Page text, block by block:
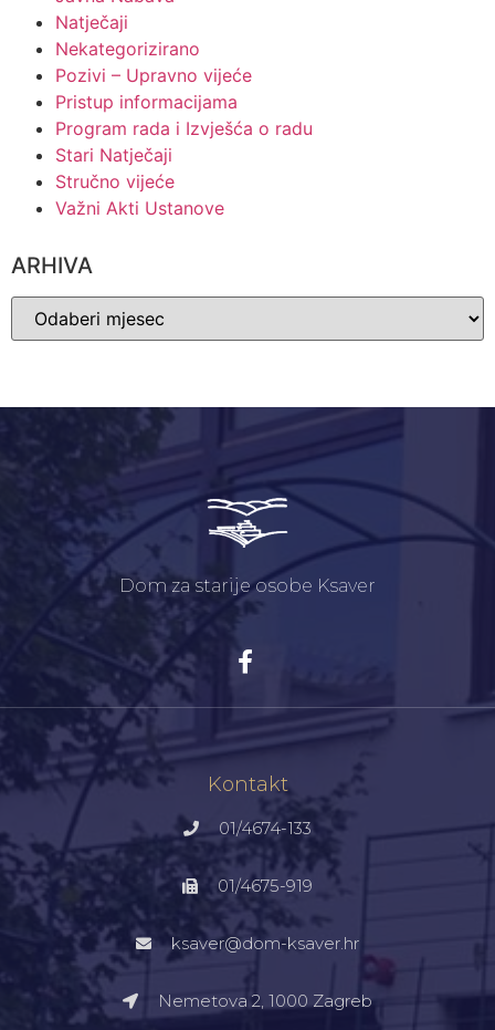
Natječaji
Nekategorizirano
Pozivi – Upravno vijeće
Pristup informacijama
Program rada i Izvješća o radu
Stari Natječaji
Stručno vijeće
Važni Akti Ustanove
ARHIVA
Dom za starije osobe Ksaver
Kontakt
01/4674-133
01/4675-919
ksaver@dom-ksaver.hr
Nemetova 2, 1000 Zagreb​